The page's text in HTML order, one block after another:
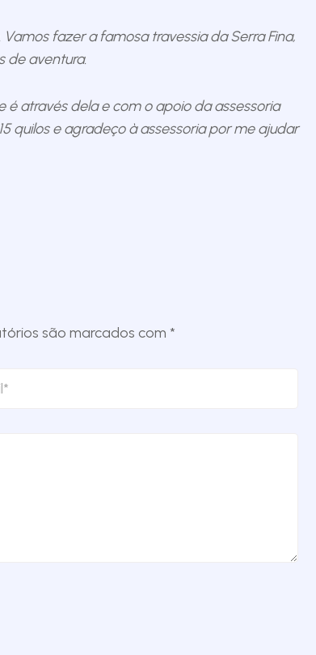
fazer a famosa travessia da Serra Fina,
de aventura.
através dela e com o apoio da assessoria
quilos e agradeço à assessoria por me ajudar
são marcados com *